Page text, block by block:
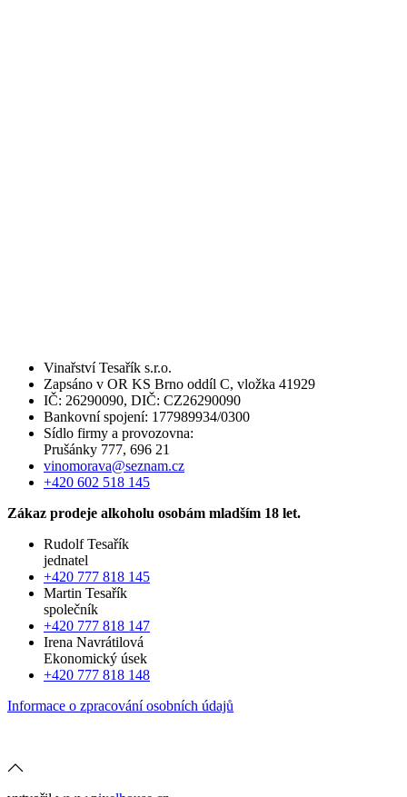
Vinařství Tesařík s.r.o.
Zapsáno v OR KS Brno oddíl C, vložka 41929
IČ: 26290090, DIČ: CZ26290090
Bankovní spojení: 177989934/0300
Sídlo firmy a provozovna:
Prušánky 777, 696 21
vinomorava@seznam.cz
+420 602 518 145
Zákaz prodeje alkoholu osobám mladším 18 let.
Rudolf Tesařík
jednatel
+420 777 818 145
Martin Tesařík
společník
+420 777 818 147
Irena Navrátilová
Ekonomický úsek
+420 777 818 148
Informace o zpracování osobních údajů